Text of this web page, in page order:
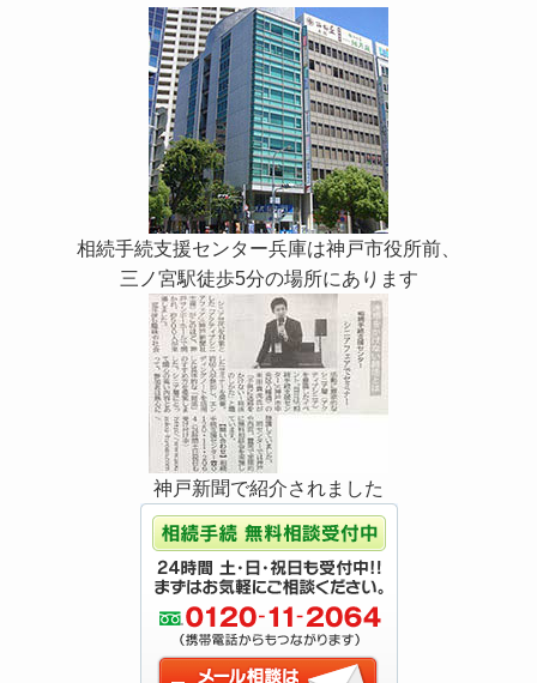
相続手続支援センター兵庫は神戸市役所前、
三ノ宮駅徒歩5分の場所にあります
神戸新聞で紹介されました